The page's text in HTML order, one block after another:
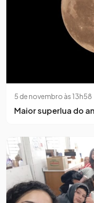
5 de novembro às 13h58
Maior superlua do